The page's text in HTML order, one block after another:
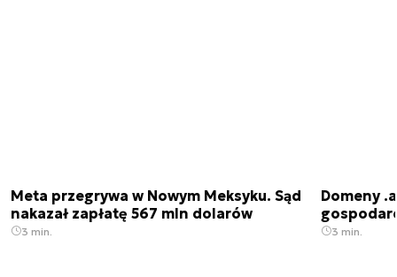
Meta przegrywa w Nowym Meksyku. Sąd
nakazał zapłatę 567 mln dolarów
3 min.
Domeny
3 min.